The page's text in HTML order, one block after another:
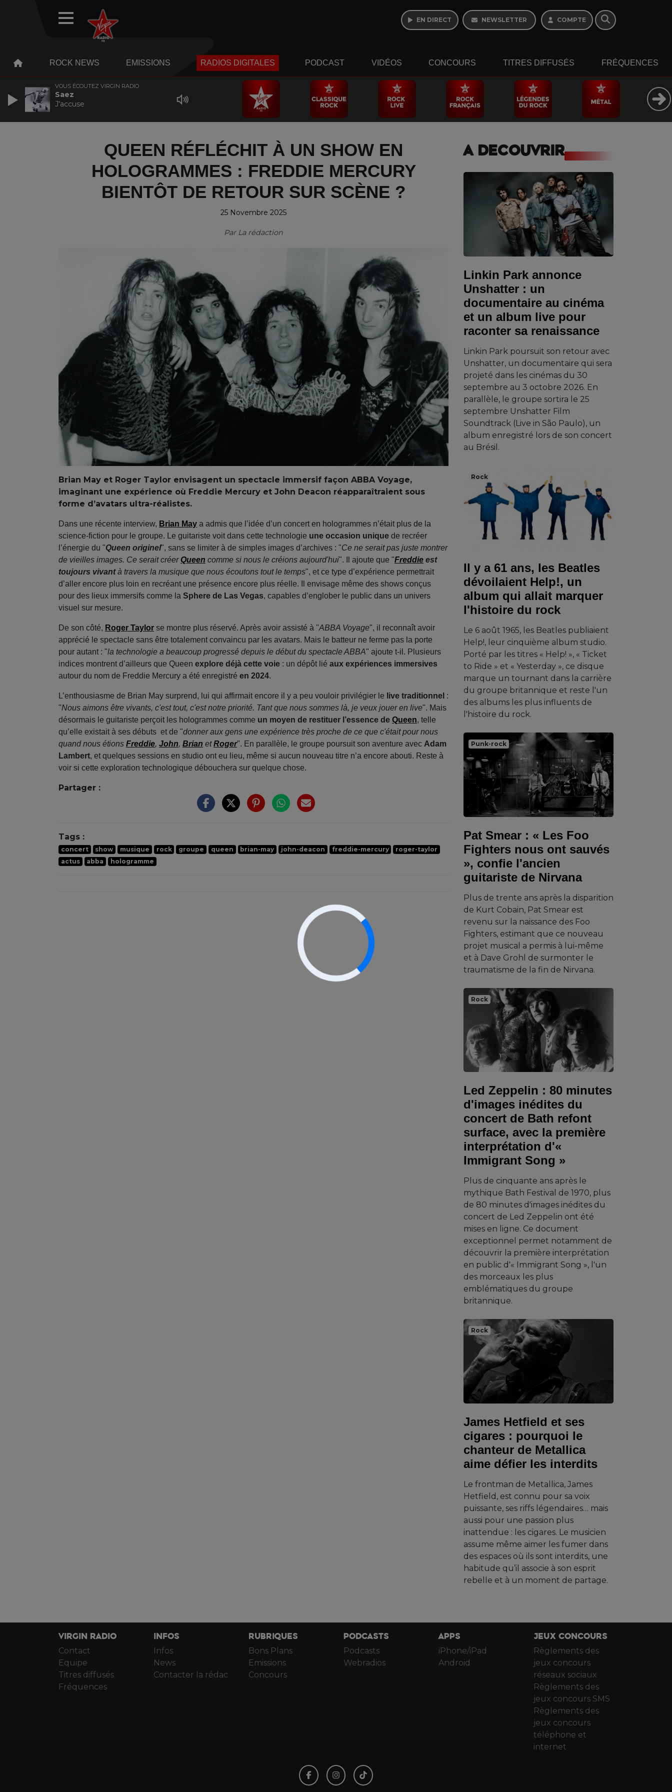
EN DIRECT NEWSLETTER COMPTE
ROCK NEWS EMISSIONS RADIOS DIGITALES PODCAST VIDÉOS CONCOURS TITRES DIFFUSÉS FRÉQUENCES
QUEEN RÉFLÉCHIT À UN SHOW EN
HOLOGRAMMES : FREDDIE MERCURY
BIENTÔT DE RETOUR SUR SCÈNE ?
25 Novembre 2025
Par La rédaction
Brian May et Roger Taylor envisagent un spectacle immersif façon ABBA Voyage,
imaginant une expérience où Freddie Mercury et John Deacon réapparaîtraient sous
forme d’avatars ultra-réalistes.
Dans une récente interview, Brian May a admis que l’idée d’un concert en hologrammes n’était plus de la
science-fiction pour le groupe. Le guitariste voit dans cette technologie une occasion unique de recréer
l’énergie du "Queen originel", sans se limiter à de simples images d’archives : "Ce ne serait pas juste montrer
de vieilles images. Ce serait créer Queen comme si nous le créions aujourd'hui". Il ajoute que "Freddie est
toujours vivantà travers la musique que nous écoutons tout le temps", et ce type d’expérience permettrait
d’aller encore plus loin en recréant une présence encore plus réelle. Il envisage même des shows conçus
pour des lieux immersifs comme la Sphere de Las Vegas, capables d’englober le public dans un univers
visuel sur mesure.
De son côté, Roger Taylor se montre plus réservé. Après avoir assisté à "ABBA Voyage", il reconnaît avoir
apprécié le spectacle sans être totalement convaincu par les avatars. Mais le batteur ne ferme pas la porte
pour autant : "la technologie a beaucoup progressé depuis le début du spectacle ABBA" ajoute t-il. Plusieurs
indices montrent d’ailleurs que Queen explore déjà cette voie : un dépôt lié aux expériences immersives
autour du nom de Freddie Mercury a été enregistré en 2024.
L’enthousiasme de Brian May surprend, lui qui affirmait encore il y a peu vouloir privilégier le live traditionnel :
"Nous aimons être vivants, c'est tout, c'est notre priorité. Tant que nous sommes là, je veux jouer en live". Mais
désormais le guitariste perçoit les hologrammes comme un moyen de restituer l’essence de Queen, telle
qu’elle existait à ses débuts et de "donner aux gens une expérience très proche de ce que c'était pour nous
quand nous étions Freddie, John, Brian etRoger". En parallèle, le groupe poursuit son aventure avec Adam
Lambert, et quelques sessions en studio ont eu lieu, même si aucun nouveau titre n’a encore abouti. Reste à
voir si cette exploration technologique débouchera sur quelque chose.
Partager :
Tags :
concert show musique rock groupe queen brian-may john-deacon freddie-mercury
roger-taylor
actus
abba hologramme
A DECOUVRIR
Linkin Park annonce
Unshatter : un
documentaire au cinéma
et un album live pour
raconter sa renaissance
Linkin Park poursuit son retour avec
Unshatter, un documentaire qui sera
projeté dans les cinémas du 30
septembre au 3 octobre 2026. En
parallèle, le groupe sortira le 25
septembre Unshatter Film
Soundtrack (Live in São Paulo), un
album enregistré lors de son concert
au Brésil.
Rock
Il y a 61 ans, les Beatles
dévoilaient Help!, un
album qui allait marquer
l'histoire du rock
Le 6 août 1965, les Beatles publiaient
Help!, leur cinquième album studio.
Porté par les titres « Help! », « Ticket
to Ride » et « Yesterday », ce disque
marque un tournant dans la carrière
du groupe britannique et reste l'un
des albums les plus influents de
l'histoire du rock.
Punk-rock
Pat Smear : « Les Foo
Fighters nous ont sauvés
», confie l'ancien
guitariste de Nirvana
Plus de trente ans après la disparition
de Kurt Cobain, Pat Smear est
revenu sur la naissance des Foo
Fighters, estimant que ce nouveau
projet musical a permis à lui-même
et à Dave Grohl de surmonter le
traumatisme de la fin de Nirvana.
Rock
Led Zeppelin : 80 minutes
d'images inédites du
concert de Bath refont
surface, avec la première
interprétation d'«
Immigrant Song »
Plus de cinquante ans après le
mythique Bath Festival de 1970, plus
de 80 minutes d'images inédites du
concert de Led Zeppelin ont été
mises en ligne. Ce document
exceptionnel permet notamment de
découvrir la première interprétation
en public d'« Immigrant Song », l'un
des morceaux les plus
emblématiques du groupe
britannique.
Rock
James Hetfield et ses
cigares : pourquoi le
chanteur de Metallica
aime défier les interdits
Le frontman de Metallica, James
Hetfield, est connu pour sa voix
puissante, ses riffs légendaires… mais
aussi pour une passion plus
inattendue : les cigares. Le musicien
assume même aimer les fumer dans
des espaces où ils sont interdits, une
habitude qu’il associe à son esprit
rebelle et à un moment de partage.
VIRGIN RADIO
Contact
Equipe
Titres diffusés
Fréquences
INFOS
Infos
News
Contacter la rédac
RUBRIQUES
Bons Plans
Emissions
Concours
PODCASTS
Podcasts
Webradios
APPS
iPhone/iPad
Android
JEUX CONCOURS
Règlements des
jeux concours
réseaux sociaux
Règlements des
jeux concours SMS
Règlements des
jeux concours
téléphone et
internet
VOUS ÉCOUTEZ VIRGIN RADIO
Saez
J'accuse
WEBRADIO
Morning - 6h à 10h